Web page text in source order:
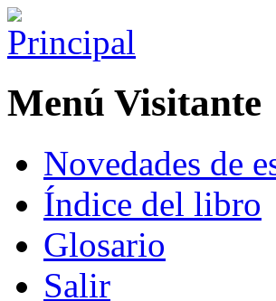
Menú Visitante
Novedades de
Índice del libro
Glosario
Salir